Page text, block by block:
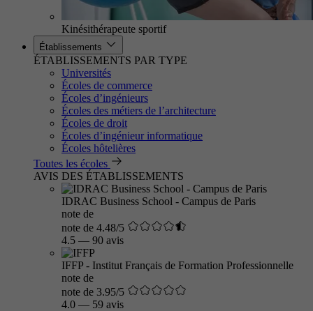
Kinésithérapeute sportif
Établissements
ÉTABLISSEMENTS PAR TYPE
Universités
Écoles de commerce
Écoles d’ingénieurs
Écoles des métiers de l’architecture
Écoles de droit
Écoles d’ingénieur informatique
Écoles hôtelières
Toutes les écoles
AVIS DES ÉTABLISSEMENTS
IDRAC Business School - Campus de Paris
note de
note de 4.48/5
4.5 — 90 avis
IFFP - Institut Français de Formation Professionnelle
note de
note de 3.95/5
4.0 — 59 avis